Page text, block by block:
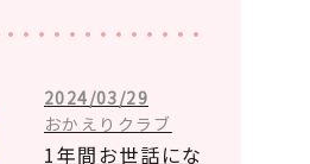
2024/03/29
おかえりクラブ
1年間お世話にな